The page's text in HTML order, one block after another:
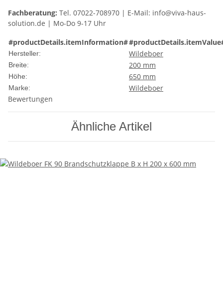
Fachberatung: Tel. 07022-708970 | E-Mail: info@viva-haus-
solution.de | Mo-Do 9-17 Uhr
#productDetails.itemInformation#
Hersteller: Wildeboer
Breite: 200 mm
Höhe: 650 mm
Marke:
Wildeboer
Bewertungen
Ähnliche Artikel